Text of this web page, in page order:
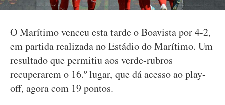
O Marítimo venceu esta tarde o Boavista por 4-2,
em partida realizada no Estádio do Marítimo. Um
resultado que permitiu aos verde-rubros
recuperarem o 16.º lugar, que dá acesso ao play-
off, agora com 19 pontos.